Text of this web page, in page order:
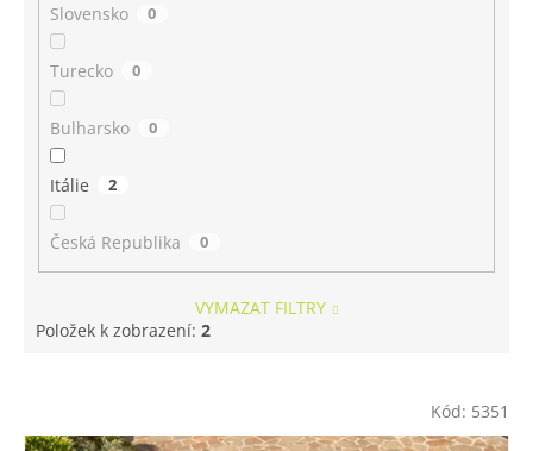
Slovensko 0
Turecko 0
Bulharsko 0
Itálie 2
Česká Republika 0
VYMAZAT FILTRY
Položek k zobrazení: 2
p
Kód: 5351